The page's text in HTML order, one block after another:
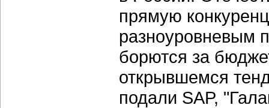
прямую
разноуровневым
борются за
открывшемся
подали SAP,